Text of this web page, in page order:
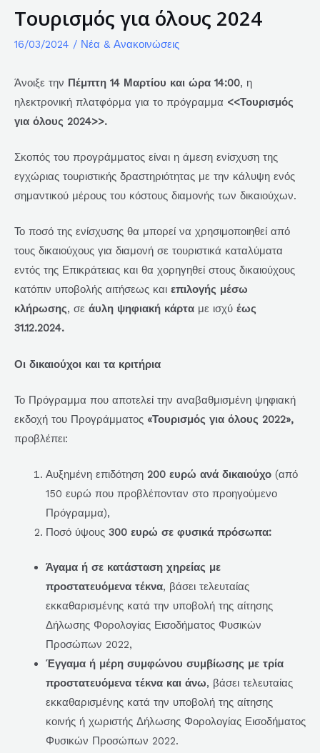
Τουρισμός για όλους 2024
16/03/2024 / Νέα & Ανακοινώσεις
Άνοιξε την Πέμπτη 14 Μαρτίου και ώρα 14:00, η
ηλεκτρονική πλατφόρμα για το πρόγραμμα <<Τουρισμός
για όλους 2024>>.
Σκοπός του προγράμματος είναι η άμεση ενίσχυση της
εγχώριας τουριστικής δραστηριότητας με την κάλυψη ενός
σημαντικού μέρους του κόστους διαμονής των δικαιούχων.
Το ποσό της ενίσχυσης θα μπορεί να χρησιμοποιηθεί από
τους δικαιούχους για διαμονή σε τουριστικά καταλύματα
εντός της Επικράτειας και θα χορηγηθεί στους δικαιούχους
κατόπιν υποβολής αιτήσεως και επιλογής μέσω
κλήρωσης, σε άυλη ψηφιακή κάρτα με ισχύ έως
31.12.2024.
Οι δικαιούχοι και τα κριτήρια
Το Πρόγραμμα που αποτελεί την αναβαθμισμένη ψηφιακή
εκδοχή του Προγράμματος «Τουρισμός για όλους 2022»,
προβλέπει:
Αυξημένη επιδότηση 200 ευρώ ανά δικαιούχο(από
150 ευρώ που προβλέπονταν στο προηγούμενο
Πρόγραμμα),
Ποσό ύψους 300 ευρώ σε φυσικά πρόσωπα:
Άγαμα ή σε κατάσταση χηρείας με
προστατευόμενα τέκνα, βάσει τελευταίας
εκκαθαρισμένης κατά την υποβολή της αίτησης
Δήλωσης Φορολογίας Εισοδήματος Φυσικών
Προσώπων 2022,
Έγγαμα ή μέρη συμφώνου συμβίωσης με τρία
προστατευόμενα τέκνα και άνω, βάσει τελευταίας
εκκαθαρισμένης κατά την υποβολή της αίτησης
κοινής ή χωριστής Δήλωσης Φορολογίας Εισοδήματος
Φυσικών Προσώπων 2022.